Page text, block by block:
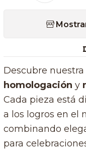
Descubre
homologación y
Cada pieza está
a los logros en el
combinando
para